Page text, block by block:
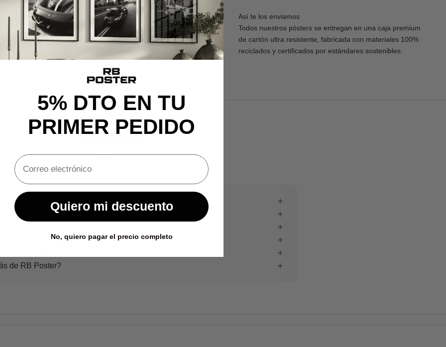
CALIDAD DE MUSEO
Cada poster se produce con materiales premium y un
proceso cuidado al detalle, desde la impresión de alta
definición hasta el montaje final, ofreciendo una pieza con
calidad de museo y acabado excepcional.
Así te los enviamos
Todos nuestros pósters se entregan en una caja premium
de cartón ultra resistente, fabricada con materiales 100%
reciclados y certificados por estándares sostenibles.
Nosotros tenemos las respuestas.
incluido?
llegar mi pedido?
llega dañado?
de RB Poster?
5% DTO EN TU
PRIMER PEDIDO
Quiero mi descuento
No, quiero pagar el precio completo